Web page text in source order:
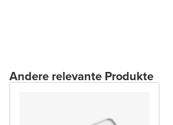
Andere relevante Produkte